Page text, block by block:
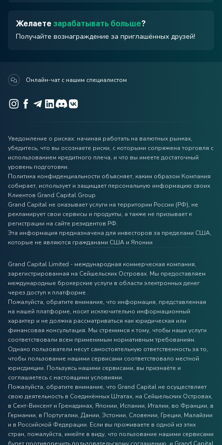
Желаете зарабатывать больше?
Получайте вознаграждение за приглашённых друзей!
Онлайн-чат с нашим специалистом
Уведомление о рисках: начиная работать на валютных рынках,
убедитесь, что вы осознаете риски, с которыми сопряжена торговля с
использованием кредитного плеча, и что вы имеете достаточный
уровень подготовки.
Политика конфиденциальности объясняет, каким образом Компания
собирает, использует и защищает персональную информацию своих
Клиентов Grand Capital Group
Grand Capital не оказывает услуги на территории России (РФ), не
рекламирует свои сервисы и продукты, а также не призывает к
регистрации на сайте резидентов РФ.
Эта информация предназначена для инвесторов за пределами США,
которые не являются гражданами США и Японии
Grand Capital Limited - международная коммерческая компания,
зарегистрированная на Сейшельских Островах. Мы предоставляем
международные брокерские услуги в области электронных денег
через доступ к платформе .
Пожалуйста, обратите внимание, что информация, представленная
на нашей платформе, носит исключительно информационный
характер и не должна рассматриваться как юридическая или
финансовая консультация. Мы стремимся к тому, чтобы наши услуги
соответствовали всем применимым нормативным требованиям.
Однако пользователи несут самостоятельную ответственность за то,
чтобы пользование нашими сервисами соответствовало местной
юрисдикции. Пользуясь нашими сервисами, вы признаёте и
соглашаетесь с настоящими условиями.
Пожалуйста, обратите внимание, что Grand Capital не осуществляет
свою деятельность в Соединённых Штатах, на Сейшельских Островах,
в Сент-Винсент и Гренадинах, Японии, Испании, Италии, во Франции, в
Германии, в Португалии, Дании, Эстонии, Словении, Греции, Малайзии
и в Российской Федерации. Если вы проживаете в одной из этих
стран, пожалуйста, имейте в виду, что пользование нашими сервисами